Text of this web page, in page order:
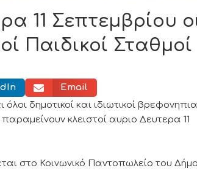
11 Σεπτεμβρίου
Παιδικοί Σταθμοί
Email
δημοτικοί και ιδιωτικοί
κλειστοί αυριο Δευτερα 11
στο Κοινωνικό Παντοπωλείο του